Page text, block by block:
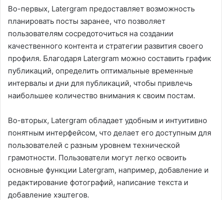
Во-первых, Latergram предоставляет возможность
планировать посты заранее, что позволяет
пользователям сосредоточиться на создании
качественного контента и стратегии развития своего
профиля. Благодаря Latergram можно составить график
публикаций, определить оптимальные временные
интервалы и дни для публикаций, чтобы привлечь
наибольшее количество внимания к своим постам.
Во-вторых, Latergram обладает удобным и интуитивно
понятным интерфейсом, что делает его доступным для
пользователей с разным уровнем технической
грамотности. Пользователи могут легко освоить
основные функции Latergram, например, добавление и
редактирование фотографий, написание текста и
добавление хэштегов.